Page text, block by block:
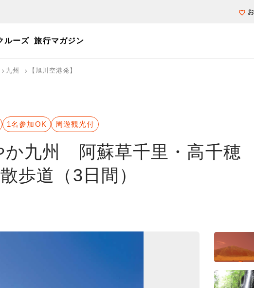
ルーズ 旅行マガジン
プ
プ
九州 【旭川空港発】
か九州 阿蘇草千里・高千穂
歩道（3日間）
1名参加OK 周遊観光付